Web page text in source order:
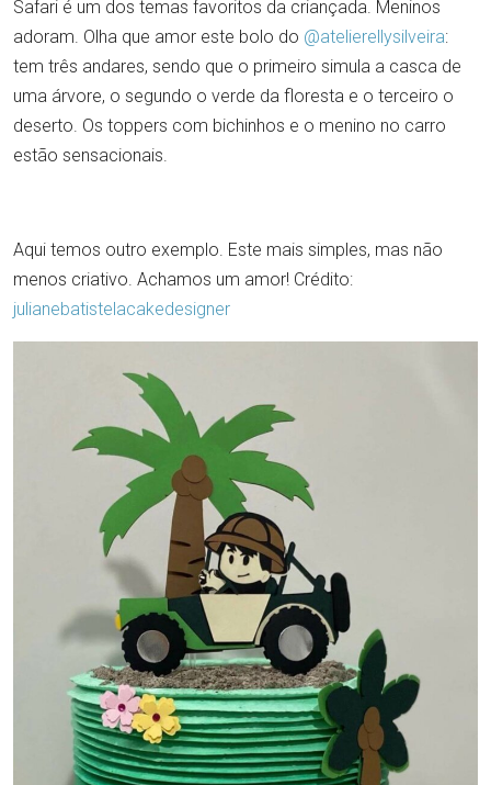
Safari é um dos temas favoritos da criançada. Meninos
adoram. Olha que amor este bolo do @atelierellysilveira:
tem três andares, sendo que o primeiro simula a casca de
uma árvore, o segundo o verde da floresta e o terceiro o
deserto. Os toppers com bichinhos e o menino no carro
estão sensacionais.
Aqui temos outro exemplo. Este mais simples, mas não
menos criativo. Achamos um amor! Crédito:
julianebatistelacakedesigner